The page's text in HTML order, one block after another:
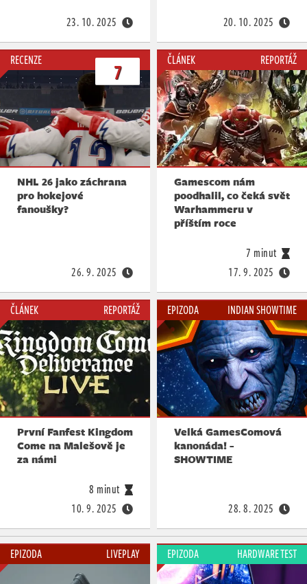
23. 10. 2025 20. 10. 2025
RECENZE 7
NHL 26 jako záchrana
pro hokejové
fanoušky?
26. 9. 2025
ČLÁNEK REPORTÁŽ
Gamescom nám
poodhalil, co čeká svět
Warhammeru v
příštím roce
7 minut
17. 9. 2025
ČLÁNEK REPORTÁŽ
První Fanfest Kingdom
Come na Malešově je
za námi
8 minut
10. 9. 2025
EPIZODA INDIAN SHOWTIME
Velká GamesComová
kanonáda! -
SHOWTIME
28. 8. 2025
EPIZODA LIVEPLAY EPIZODA HARDWARE TEST